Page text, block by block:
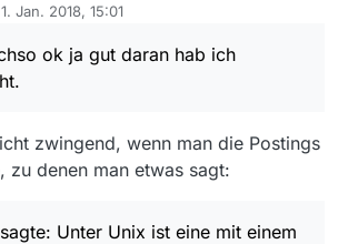
unter Linux. Damit ist die Datei
und im File Manager normalerweise nicht
daran hab ich garnicht gedacht.
1. Jan. 2018, 15:01
von
ok ja gut daran hab ich
zwingend, wenn man die Postings
zu denen man etwas sagt:
sagte: Unter Unix ist eine mit einem